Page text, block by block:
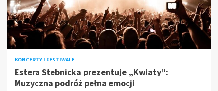
KONCERTY I FESTIWALE
Estera Stebnicka prezentuje „Kwiaty”:
Muzyczna podróż pełna emocji